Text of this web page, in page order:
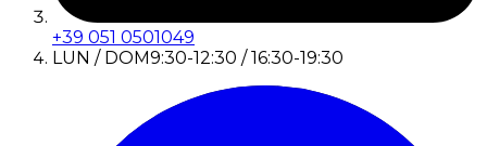
+39 051 0501049
LUN / DOM9:30-12:30 / 16:30-19:30